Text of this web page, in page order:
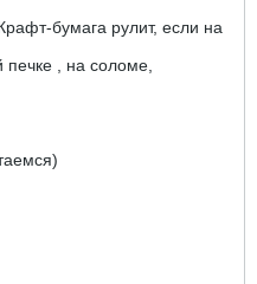
бумага рулит, если на
, на соломе,